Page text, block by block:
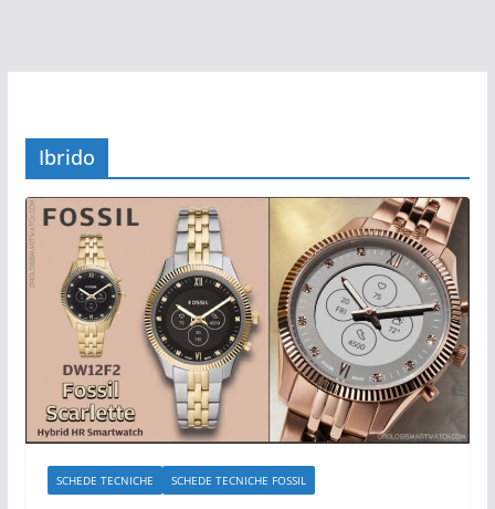
Ibrido
SCHEDE TECNICHE SCHEDE TECNICHE FOSSIL